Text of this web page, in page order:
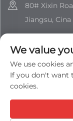
80# Xixin
Jiangsu, Cina
[email
Copyright ©
We value
We use cookies
If you don't want
cookies.